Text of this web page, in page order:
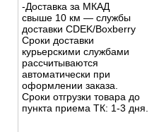
-Доставка за МКАД
свыше 10 км — службы
доставки CDEK/Boxberry
Сроки доставки
курьерскими службами
рассчитываются
автоматически при
оформлении заказа.
Сроки отгрузки товара до
пункта приема ТК: 1-3 дня.